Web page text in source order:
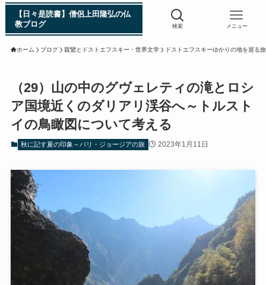
浄土真宗入門 親鸞伝
シン日本仏教史
インド・スリランカ編
仏教入門・現地写真から見るブッダの生涯
インド・スリランカ仏跡紀行
第一次インド遠征～ガンジス川の聖地を訪ねて
第二次インド遠征～インド中南部の遺跡を訪ねて
【日々是読書】僧侶上田隆弘の仏
教ブログ
検索 メニュー
ホーム ブログ 親鸞とドストエフスキー・世界文学 ドストエフスキーゆかりの地を巡る旅
（29）山の中のグヴェレティの滝とロシ
ア国境近くのダリアリ渓谷へ～トルスト
イの鳥瞰図について考える
秋に記す夏の印象～パリ・ジョージアの旅 2023年1月11日